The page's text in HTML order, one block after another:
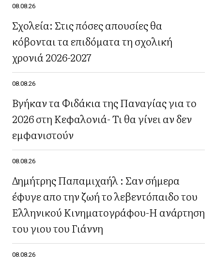
08.08.26
Σχολεία: Στις πόσες απουσίες θα
κόβονται τα επιδόματα τη σχολική
χρονιά 2026-2027
08.08.26
Βγήκαν τα Φιδάκια της Παναγίας για το
2026 στη Κεφαλονιά- Τι θα γίνει αν δεν
εμφανιστούν
08.08.26
Δημήτρης Παπαμιχαήλ : Σαν σήμερα
έφυγε απο την ζωή το λεβεντόπαιδο του
Ελληνικού Κινηματογράφου-Η ανάρτηση
του γιου του Γιάννη
08.08.26